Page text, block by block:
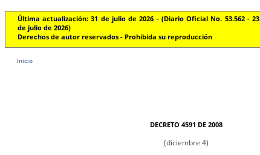
Última actualización: 31 de julio de 2026 - (Diario Oficial No. 53.562 - 23
de julio de 2026)
Derechos de autor reservados - Prohibida su reproducción
Inicio
DECRETO 4591 DE 2008
(diciembre 4)